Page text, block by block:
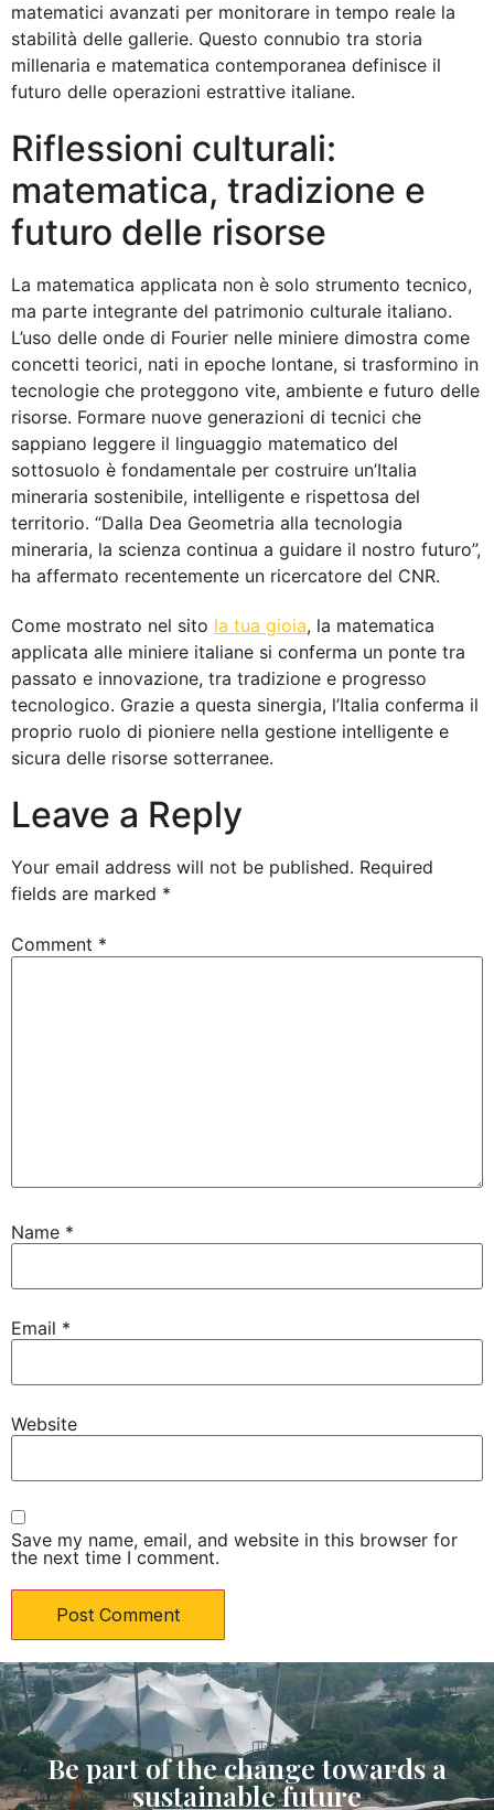
matematici avanzati per monitorare in tempo reale la
stabilità delle gallerie. Questo connubio tra storia
millenaria e matematica contemporanea definisce il
futuro delle operazioni estrattive italiane.
Riflessioni culturali:
matematica, tradizione e
futuro delle risorse
La matematica applicata non è solo strumento tecnico,
ma parte integrante del patrimonio culturale italiano.
L’uso delle onde di Fourier nelle miniere dimostra come
concetti teorici, nati in epoche lontane, si trasformino in
tecnologie che proteggono vite, ambiente e futuro delle
risorse. Formare nuove generazioni di tecnici che
sappiano leggere il linguaggio matematico del
sottosuolo è fondamentale per costruire un’Italia
mineraria sostenibile, intelligente e rispettosa del
territorio. “Dalla Dea Geometria alla tecnologia
mineraria, la scienza continua a guidare il nostro futuro”,
ha affermato recentemente un ricercatore del CNR.
Come mostrato nel sito la tua gioia, la matematica
applicata alle miniere italiane si conferma un ponte tra
passato e innovazione, tra tradizione e progresso
tecnologico. Grazie a questa sinergia, l’Italia conferma il
proprio ruolo di pioniere nella gestione intelligente e
sicura delle risorse sotterranee.
Leave a Reply
Your email address will not be published. Required
fields are marked *
Comment *
Name *
Email *
Website
Save my name, email, and website in this browser for
the next time I comment.
Be part of the change towards a
sustainable future